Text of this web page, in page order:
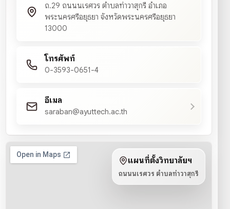
ถ.29 ถนนนเรศวร ตำบลท่าวาสุกรี อำเภอ
พระนครศรีอยุธยา จังหวัดพระนครศรีอยุธยา
13000
โทรศัพท์
0-3593-0651-4
อีเมล
saraban@ayuttech.ac.th
แผนที่ตั้งวิทยาลัยฯ
ถนนนเรศวร ตำบลท่าวาสุกรี